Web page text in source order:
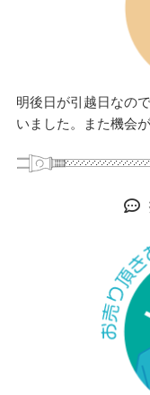
明後日が引越日なの
いました。また機会